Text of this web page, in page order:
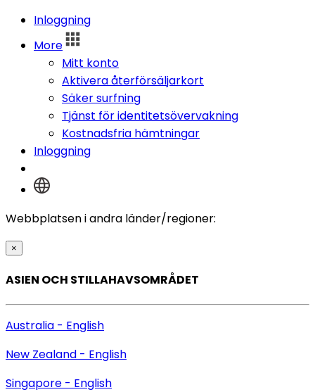
Inloggning
More
Mitt konto
Aktivera återförsäljarkort
Säker surfning
Tjänst för identitetsövervakning
Kostnadsfria hämtningar
Inloggning
Webbplatsen i andra länder/regioner:
×
ASIEN OCH STILLAHAVSOMRÅDET
Australia - English
New Zealand - English
Singapore - English